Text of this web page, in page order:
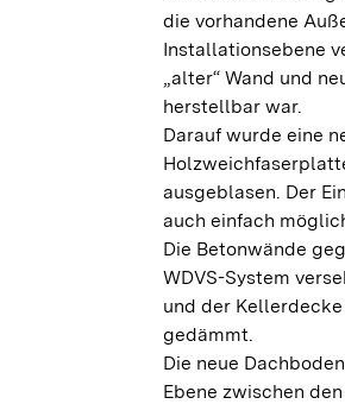
die vorhandene
Installationsebene
„alter“ Wand und
herstellbar war.
Darauf wurde eine
ausgeblasen. Der
auch einfach
Die Betonwände
WDVS-System
und der
gedämmt.
Die neue
Ebene zwischen